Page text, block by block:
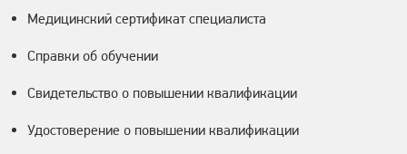
Медицинский сертификат специалиста
Справки об обучении
Свидетельство о повышении квалификации
Удостоверение о повышении квалификации